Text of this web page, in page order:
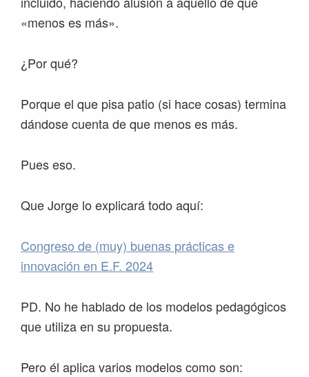
«menos es más».
¿Por qué?
Porque el que pisa patio (si hace cosas) termina
dándose cuenta de que menos es más.
Pues eso.
Que Jorge lo explicará todo aquí:
Congreso de (muy) buenas prácticas e
innovación en E.F. 2024
PD. No he hablado de los modelos pedagógicos
que utiliza en su propuesta.
Pero él aplica varios modelos como son: